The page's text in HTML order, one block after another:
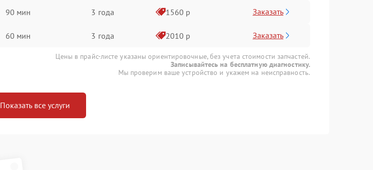
90 мин 3 года 1560 р Заказать
60 мин 3 года 2010 р Заказать
Цены в прайс-листе указаны ориентировочные, без учета стоимости запчастей.
Записывайтесь на бесплатную диагностику.
Мы проверим ваше устройство и укажем на неисправность.
Показать все услуги